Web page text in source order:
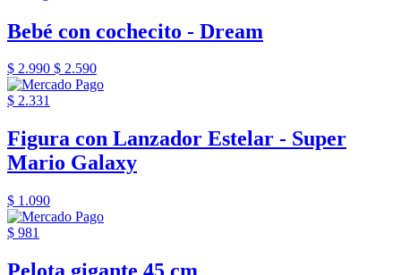
Bebé con cochecito - Dream
$ 2.990 $ 2.590
$ 2.331
Figura con Lanzador Estelar - Super
Mario Galaxy
$ 1.090
$ 981